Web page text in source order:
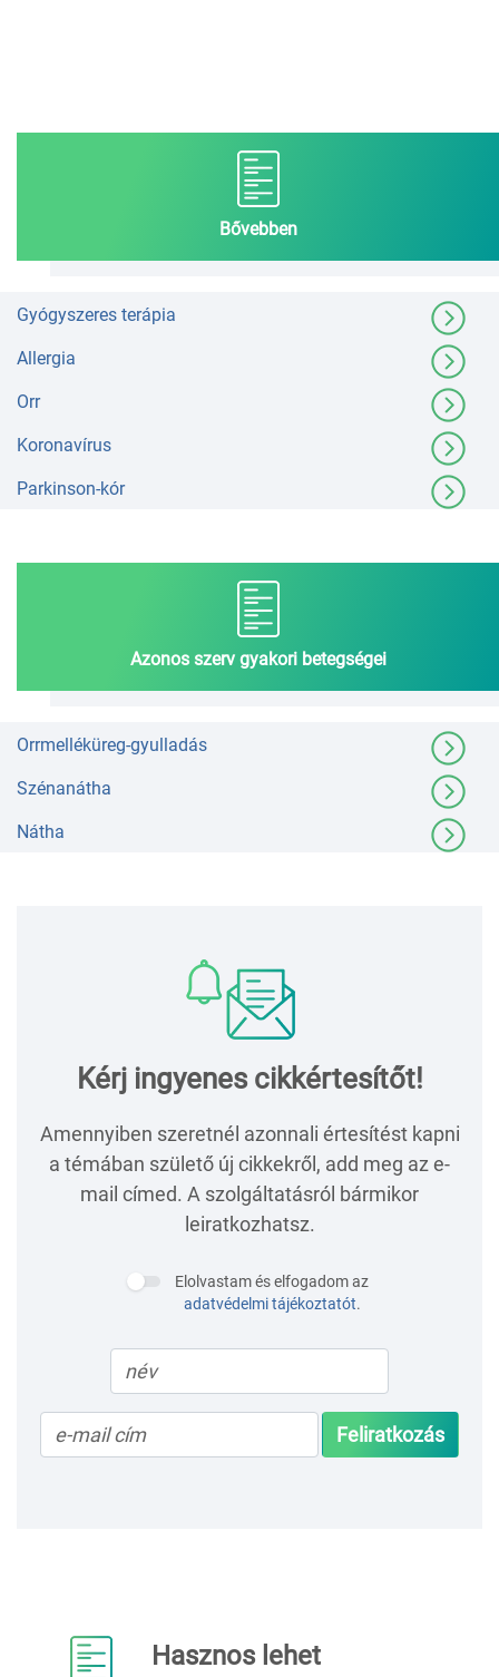
Bővebben
Gyógyszeres terápia
Allergia
Orr
Koronavírus
Parkinson-kór
Azonos szerv gyakori betegségei
Orrmelléküreg-gyulladás
Szénanátha
Nátha
Kérj ingyenes cikkértesítőt!
Amennyiben szeretnél azonnali értesítést kapni
a témában születő új cikkekről, add meg az e-
mail címed. A szolgáltatásról bármikor
leiratkozhatsz.
Elolvastam és elfogadom az
adatvédelmi tájékoztatót.
Feliratkozás
Hasznos lehet